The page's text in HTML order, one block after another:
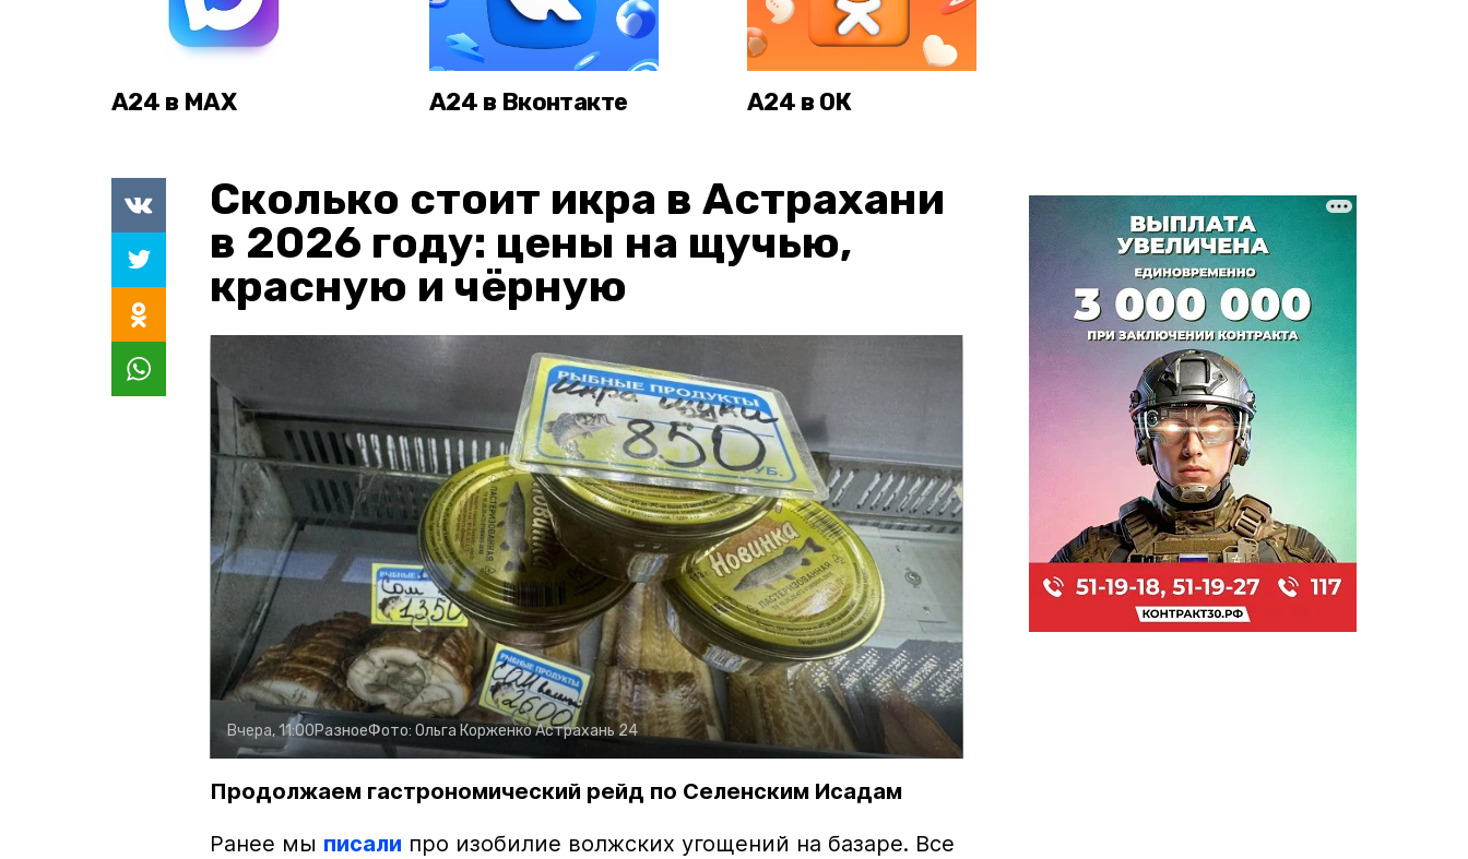
А24 в MAX А24 в Вконтакте А24 в ОК
Сколько стоит икра в Астрахани
в 2026 году: цены на щучью,
красную и чёрную
Вчера, 11:00РазноеФото: Ольга КорженкоАстрахань 24
Продолжаем гастрономический рейд по Селенским Исадам
Ранее мы писали про изобилие волжских угощений на базаре. Все